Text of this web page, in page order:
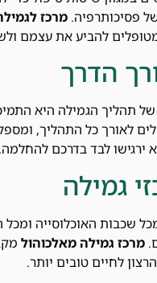
פסיכותרפיה. מרכז
להביע את עצמם
הדרך
תהליך הגמילה היא
לאורך כל התהליך,
ירגישו לבד בדרכם להחלמה.
גמילה
שכבות האוכלוסייה
מרכז גמילה מאלכוהול
לחיים טובים יותר.